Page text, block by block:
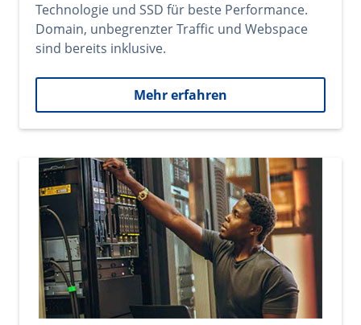
Technologie und SSD für beste Performance.
Domain, unbegrenzter Traffic und Webspace
sind bereits inklusive.
Mehr erfahren